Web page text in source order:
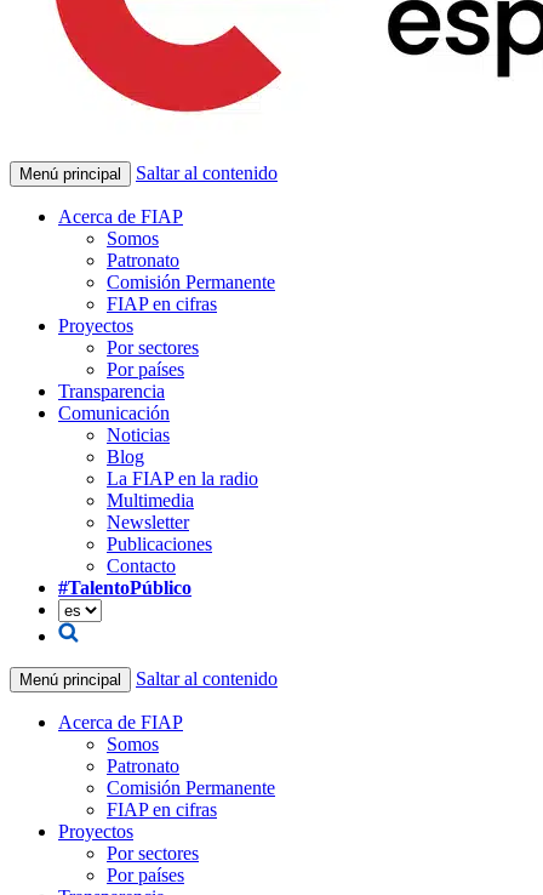
Menú principal Saltar al contenido
Acerca de FIAP
Somos
Patronato
Comisión Permanente
FIAP en cifras
Proyectos
Por sectores
Por países
Transparencia
Comunicación
Noticias
Blog
La FIAP en la radio
Multimedia
Newsletter
Publicaciones
Contacto
#TalentoPúblico
Menú principal Saltar al contenido
Acerca de FIAP
Somos
Patronato
Comisión Permanente
FIAP en cifras
Proyectos
Por sectores
Por países